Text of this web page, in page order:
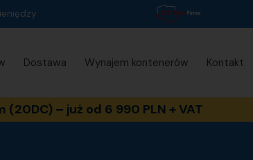
Dostawa Wynajem kontenerów Kontakt
– już od 6 990 PLN + VAT